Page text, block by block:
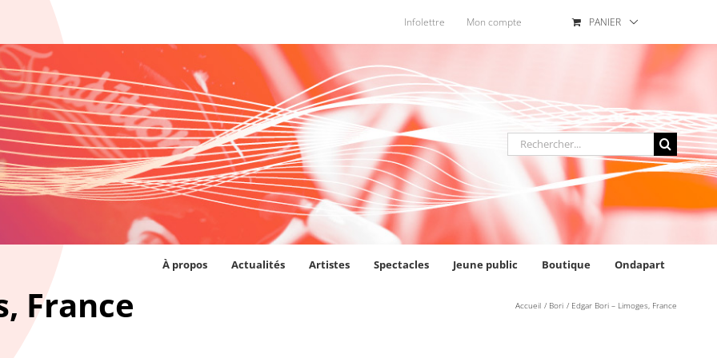
Infolettre Mon compte PANIER
Rechercher
:
À propos Actualités Artistes Spectacles Jeune public Boutique Ondapart
France Accueil Bori Edgar Bori – Limoges, France